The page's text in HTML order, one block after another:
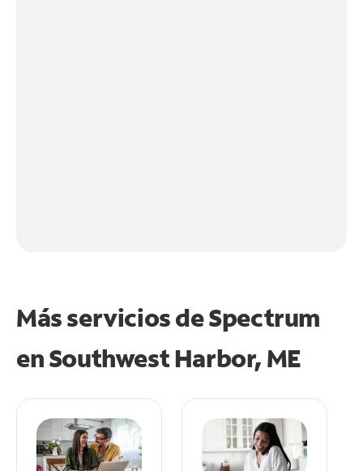
Más servicios de Spectrum
enSouthwest Harbor, ME